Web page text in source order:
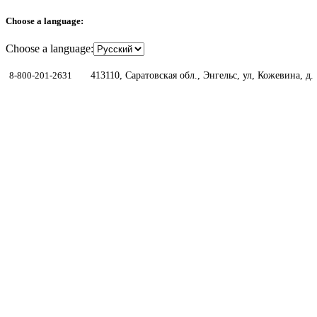
Choose a language:
Choose a language:
8-800-201-2631 413110, Саратовская обл., Энгельс, ул, Кожевина, д.